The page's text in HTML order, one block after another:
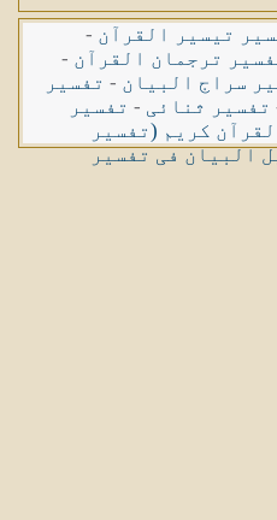
تیسیر القرآن -
ترجمان القرآن -
سراج البیان - تفسیر
تفسیر ثنائی - تفسیر
کریم (تفسیر
البیان فی تفسیر